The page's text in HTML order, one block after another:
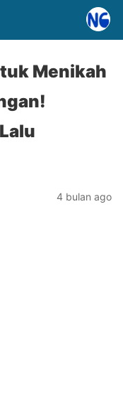
Menikah
4 bulan ago